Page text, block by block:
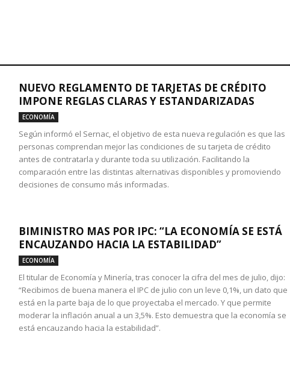
NUEVO REGLAMENTO DE TARJETAS DE CRÉDITO
IMPONE REGLAS CLARAS Y ESTANDARIZADAS
ECONOMÍA
Según informó el Sernac, el objetivo de esta nueva regulación es que las
personas comprendan mejor las condiciones de su tarjeta de crédito
antes de contratarla y durante toda su utilización. Facilitando la
comparación entre las distintas alternativas disponibles y promoviendo
decisiones de consumo más informadas.
BIMINISTRO MAS POR IPC: “LA ECONOMÍA SE ESTÁ
ENCAUZANDO HACIA LA ESTABILIDAD”
ECONOMÍA
El titular de Economía y Minería, tras conocer la cifra del mes de julio, dijo:
“Recibimos de buena manera el IPC de julio con un leve 0,1%, un dato que
está en la parte baja de lo que proyectaba el mercado. Y que permite
moderar la inflación anual a un 3,5%. Esto demuestra que la economía se
está encauzando hacia la estabilidad”.